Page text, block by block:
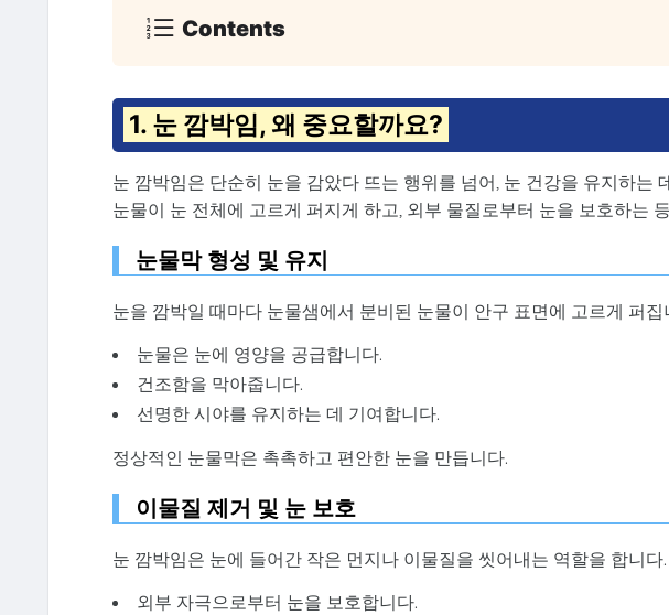
Contents
1. 눈 깜박임, 왜 중요할까요?
눈 깜박임은 단순히 눈을 감았다 뜨는 행위를 넘어, 눈 건강을 유지하는
눈물이 눈 전체에 고르게 퍼지게 하고, 외부 물질로부터 눈을 보호하는
눈물막 형성 및 유지
눈을 깜박일 때마다 눈물샘에서 분비된 눈물이 안구 표면에 고르게 퍼집
눈물은 눈에 영양을 공급합니다.
건조함을 막아줍니다.
선명한 시야를 유지하는 데 기여합니다.
정상적인 눈물막은 촉촉하고 편안한 눈을 만듭니다.
이물질 제거 및 눈 보호
눈 깜박임은 눈에 들어간 작은 먼지나 이물질을 씻어내는 역할을 합니다.
외부 자극으로부터 눈을 보호합니다.